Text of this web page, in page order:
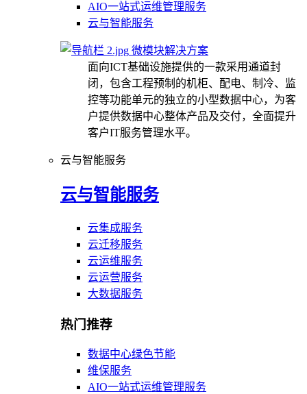
AIO一站式运维管理服务
云与智能服务
微模块解决方案
面向ICT基础设施提供的一款采用通道封
闭，包含工程预制的机柜、配电、制冷、监
控等功能单元的独立的小型数据中心，为客
户提供数据中心整体产品及交付，全面提升
客户IT服务管理水平。
云与智能服务
云与智能服务
云集成服务
云迁移服务
云运维服务
云运营服务
大数据服务
热门推荐
数据中心绿色节能
维保服务
AIO一站式运维管理服务